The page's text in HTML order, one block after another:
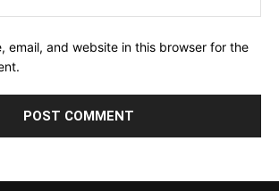
email, and website in this browser for the